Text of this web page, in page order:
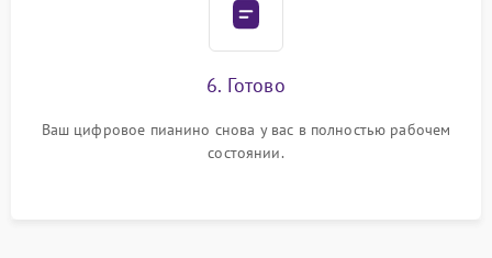
6. Готово
Ваш цифровое пианино снова у вас в полностью рабочем
состоянии.